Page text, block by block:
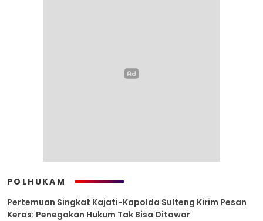
POLHUKAM
Pertemuan Singkat Kajati-Kapolda Sulteng Kirim Pesan
Keras: Penegakan Hukum Tak Bisa Ditawar